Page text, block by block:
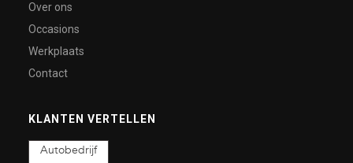
Over ons
Occasions
Werkplaats
Contact
KLANTEN VERTELLEN
Autobedrijf